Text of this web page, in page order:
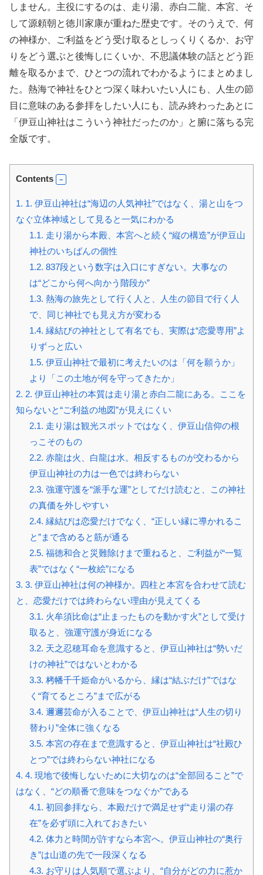
しません。主役にするのは、走り湯、赤白二龍、本宮、そ
して源頼朝と徳川家康が重ねた歴史です。そのうえで、何
の神様か、ご利益をどう受け取るとしっくりくるか、お守
りをどう選ぶと後悔しにくいか、不思議体験の話とどう距
離を取るかまで、ひとつの流れでわかるようにまとめまし
た。熱海で神社をひとつ深く味わいたい人にも、人生の節
目に意味のある参拝をしたい人にも、読み終わったあとに
「伊豆山神社はこういう神社だったのか」と腑に落ちる完
全版です。
Contents
1. 1. 伊豆山神社は“海辺の人気神社”ではなく、湯と山をつ
なぐ立体神域として見ると一気にわかる
1.1. 走り湯から本殿、本宮へと続く“縦の構造”が伊豆山
神社のいちばんの個性
1.2. 837段という数字は入口にすぎない。大事なの
は“どこから何へ向かう階段か”
1.3. 熱海の旅先として行く人と、人生の節目で行く人
で、同じ神社でも見え方が変わる
1.4. 縁結びの神社として有名でも、実際は“恋愛専用”よ
りずっと広い
1.5. 伊豆山神社で最初に考えたいのは「何を願うか」
より「この土地が何を守ってきたか」
2. 2. 伊豆山神社の本質は走り湯と赤白二龍にある。ここを
知らないと“ご利益の地図”が見えにくい
2.1. 走り湯は観光スポットではなく、伊豆山信仰の根
っこそのもの
2.2. 赤龍は火、白龍は水。相反するものが交わるから
伊豆山神社の力は一色では終わらない
2.3. 強運守護を“派手な運”としてだけ読むと、この神社
の真価を外しやすい
2.4. 縁結びは恋愛だけでなく、“正しい縁に導かれるこ
と”まで含めると筋が通る
2.5. 福徳和合と災難除けまで重ねると、ご利益が“一覧
表”ではなく“一枚絵”になる
3. 3. 伊豆山神社は何の神様か。四柱と本宮を合わせて読む
と、恋愛だけでは終わらない理由が見えてくる
3.1. 火牟須比命は“止まったものを動かす火”として受け
取ると、強運守護が身近になる
3.2. 天之忍穂耳命を意識すると、伊豆山神社は“勢いだ
けの神社”ではないとわかる
3.3. 栲幡千千姫命がいるから、縁は“結ぶだけ”ではな
く“育てるところ”まで広がる
3.4. 邇邇芸命が入ることで、伊豆山神社は“人生の切り
替わり”全体に強くなる
3.5. 本宮の存在まで意識すると、伊豆山神社は“社殿ひ
とつ”では終わらない神社になる
4. 4. 現地で後悔しないために大切なのは“全部回ること”で
はなく、“どの順番で意味をつなぐか”である
4.1. 初回参拝なら、本殿だけで満足せず“走り湯の存
在”を必ず頭に入れておきたい
4.2. 体力と時間が許すなら本宮へ。伊豆山神社の“奥行
き”は山道の先で一段深くなる
4.3. お守りは人気順で選ぶより、“自分がどの力に惹か